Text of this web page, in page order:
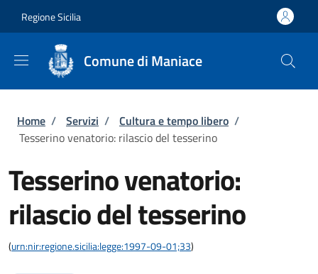
Regione Sicilia
Comune di Maniace
Briciole di pane
Home / Servizi / Cultura e tempo libero /
Tesserino venatorio: rilascio del tesserino
Tesserino venatorio:
rilascio del tesserino
(urn:nir:regione.sicilia:legge:1997-09-01;33)